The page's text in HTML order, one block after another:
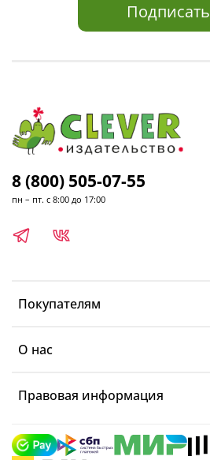
Покупателям
О нас
Правовая информация
8 (800) 505-07-55
пн – пт. с 8:00 до 17:00 сб